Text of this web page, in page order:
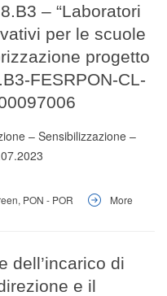
– “Laboratori
per le scuole
progetto
FESRPON-CL-
– Sensibilizzazione –
, PON - POR More
dell’incarico di
e il